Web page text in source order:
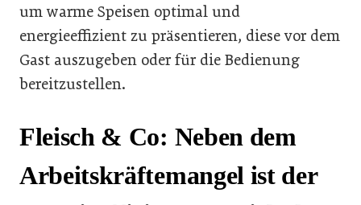
um warme Speisen optimal und
energieeffizient zu präsentieren, diese vor dem
Gast auszugeben oder für die Bedienung
bereitzustellen.
Fleisch & Co: Neben dem
Arbeitskräftemangel ist der